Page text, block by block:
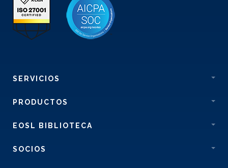
SERVICIOS
PRODUCTOS
EOSL BIBLIOTECA
SOCIOS